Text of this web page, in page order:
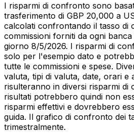
I risparmi di confronto sono
trasferimento di GBP 20,000 a
calcolati confrontando il tasso di
commissioni forniti da ogni
giorno 8/5/2026. I risparmi di
solo per l'esempio dato e
tutte le commissioni e spese.
valuta, tipi di valuta, date, orari e
risulteranno in diversi risparmi di
risultati potrebbero quindi non
risparmi effettivi e dovrebbero
guida. Il grafico di confronto dei
trimestralmente.